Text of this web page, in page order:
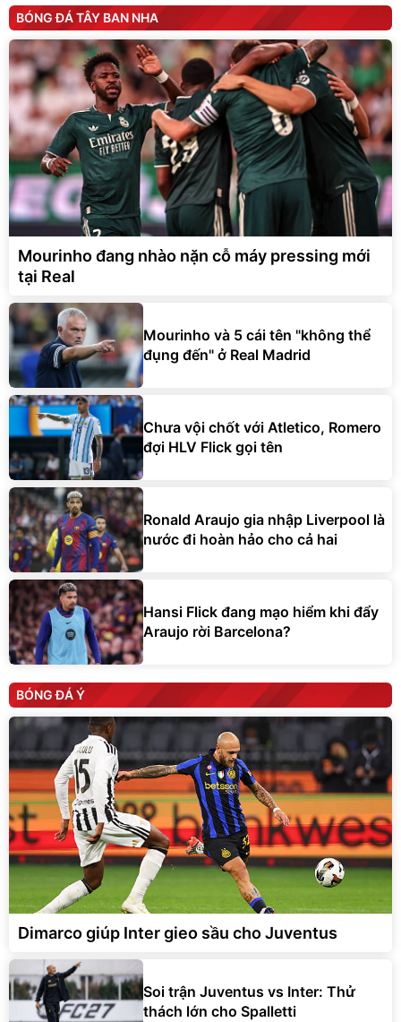
BÓNG ĐÁ TÂY BAN NHA
Mourinho đang nhào nặn cỗ máy pressing mới
tại Real
Mourinho và 5 cái tên "không thể
đụng đến" ở Real Madrid
Chưa vội chốt với Atletico, Romero
đợi HLV Flick gọi tên
Ronald Araujo gia nhập Liverpool là
nước đi hoàn hảo cho cả hai
Hansi Flick đang mạo hiểm khi đẩy
Araujo rời Barcelona?
BÓNG ĐÁ Ý
Dimarco giúp Inter gieo sầu cho Juventus
Soi trận Juventus vs Inter: Thử
thách lớn cho Spalletti